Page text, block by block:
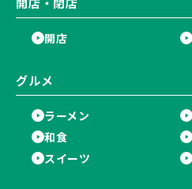
開店
グルメ
ラーメン
和食
スイーツ